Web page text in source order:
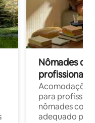
Nômades
profissionais
para
nômades com
adequado